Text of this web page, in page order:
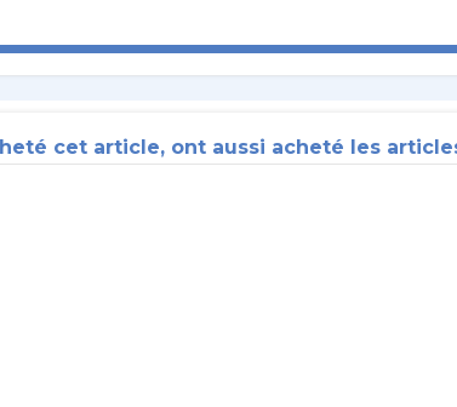
cet article, ont aussi acheté les